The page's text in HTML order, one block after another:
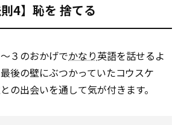
4】恥を 捨てる
３のおかげでかなり英語を話せるよ
後の壁にぶつかっていたコウスケ
の出会いを通して気が付きます。